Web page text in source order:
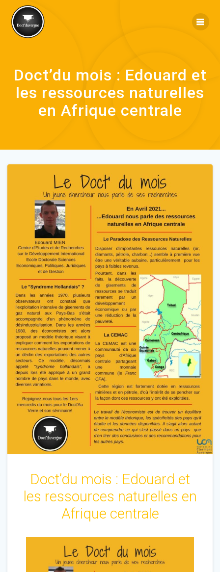
Doct’du mois : Edouard et
les ressources naturelles
en Afrique centrale
Doct’du mois : Edouard et
les ressources naturelles en
Afrique centrale